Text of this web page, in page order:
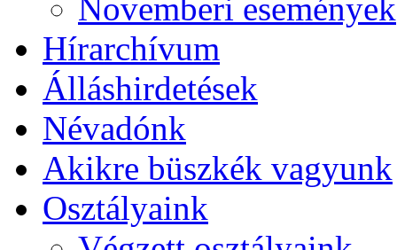
Novemberi események
Hírarchívum
Álláshirdetések
Névadónk
Akikre büszkék vagyunk
Osztályaink